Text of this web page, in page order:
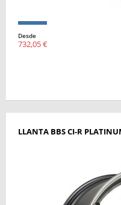
Desde
732,05 €
LLANTA BBS CI-R